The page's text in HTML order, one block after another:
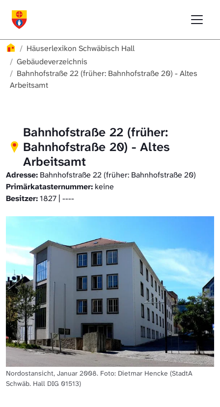
Häuserlexikon
Häuserlexikon Schwäbisch Hall
Gebäudeverzeichnis
Bahnhofstraße 22 (früher: Bahnhofstraße 20) - Altes
Arbeitsamt
Bahnhofstraße 22 (früher:
Bahnhofstraße 20) - Altes
Arbeitsamt
Adresse: Bahnhofstraße 22 (früher: Bahnhofstraße 20)
Primärkatasternummer: keine
Besitzer:1827 | ----
Nordostansicht, Januar 2008. Foto: Dietmar Hencke (StadtA
Schwäb. Hall DIG 01513)
Häuserlexikon Steinbach
Häuserlexikon Bibersfeld
Gebäudeverzeichnis